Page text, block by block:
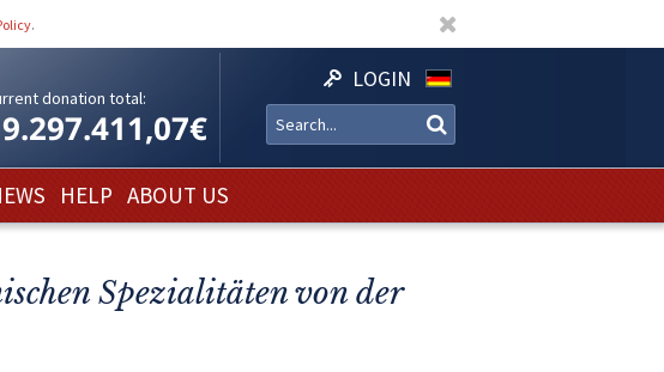
.
donation total:
LOGIN
HELP ABOUT US
Spezialitäten von der